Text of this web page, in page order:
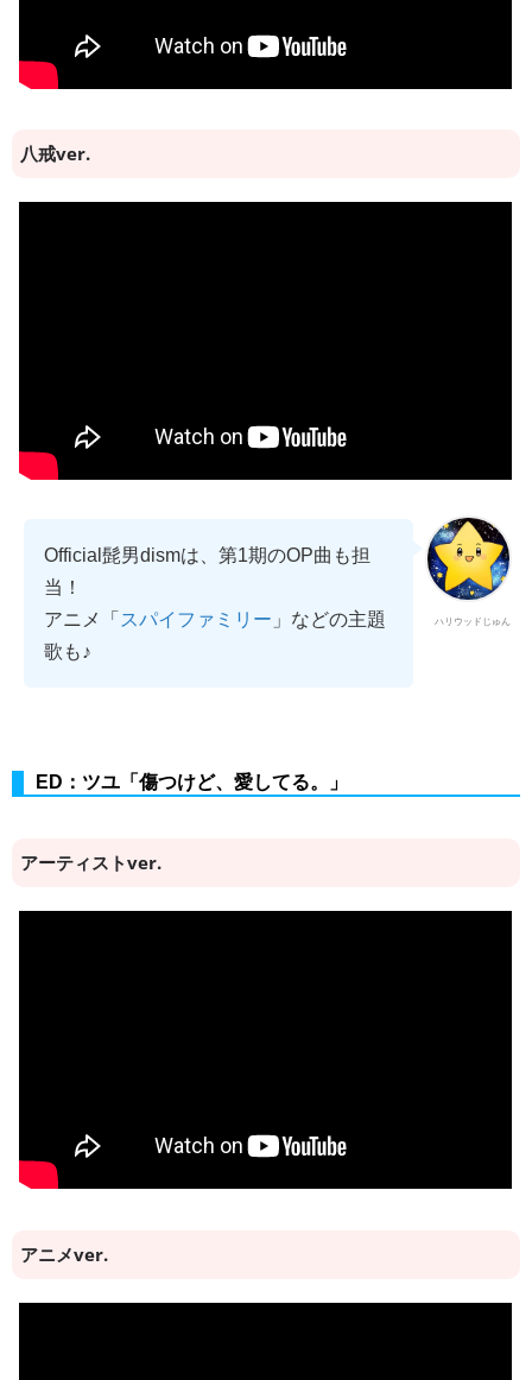
八戒ver.
ハリウッドじゅん
Official髭男dismは、第1期のOP曲も担
当！
アニメ「 スパイファミリー 」などの主題
歌も♪
ED：ツユ「傷つけど、愛してる。」
アーティストver.
アニメver.